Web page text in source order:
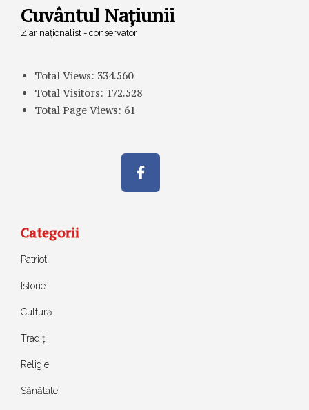
Cuvântul Națiunii
Ziar naționalist - conservator
Total Views: 334.560
Total Visitors: 172.528
Total Page Views: 61
Categorii
Patriot
Istorie
Cultură
Tradiții
Religie
Sănătate